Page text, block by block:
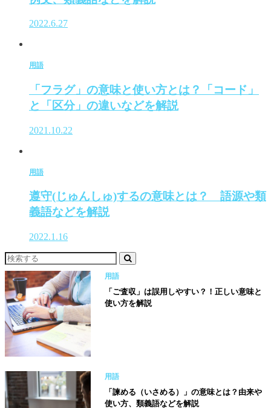
2022.6.27
用語
「フラグ」の意味と使い方とは？「コード」
と「区分」の違いなどを解説
2021.10.22
用語
遵守(じゅんしゅ)するの意味とは？ 語源や類
義語などを解説
2022.1.16
用語
「ご査収」は誤用しやすい？！正しい意味と
使い方を解説
用語
「諫める（いさめる）」の意味とは？由来や
使い方、類義語などを解説